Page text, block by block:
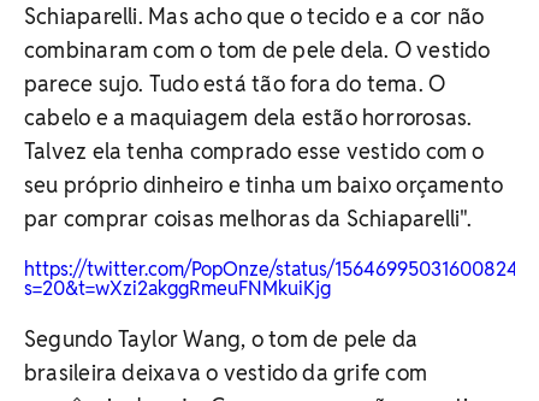
Schiaparelli. Mas acho que o tecido e a cor não
combinaram com o tom de pele dela. O vestido
parece sujo. Tudo está tão fora do tema. O
cabelo e a maquiagem dela estão horrorosas.
Talvez ela tenha comprado esse vestido com o
seu próprio dinheiro e tinha um baixo orçamento
par comprar coisas melhoras da Schiaparelli".
https://twitter.com/PopOnze/status/
s=20&t=wXzi2akggRmeuFNMkuiKjg
Segundo Taylor Wang, o tom de pele da
brasileira deixava o vestido da grife com